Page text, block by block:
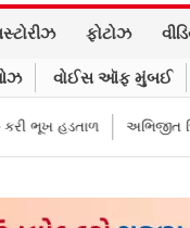
ફોટોઝ
વોઈસ ઑફ મુંબઈ
અભિજીત દિપકેએ CJPની નવી